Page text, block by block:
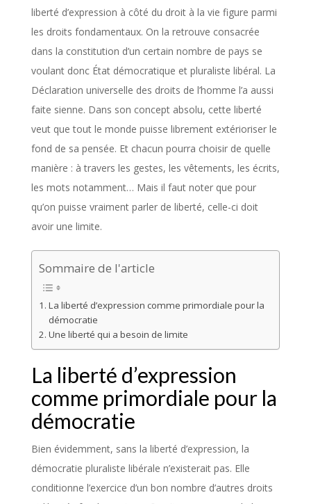
liberté d’expression à côté du droit à la vie figure parmi
les droits fondamentaux. On la retrouve consacrée
dans la constitution d’un certain nombre de pays se
voulant donc État démocratique et pluraliste libéral. La
Déclaration universelle des droits de l’homme l’a aussi
faite sienne. Dans son concept absolu, cette liberté
veut que tout le monde puisse librement extérioriser le
fond de sa pensée. Et chacun pourra choisir de quelle
manière : à travers les gestes, les vêtements, les écrits,
les mots notamment… Mais il faut noter que pour
qu’on puisse vraiment parler de liberté, celle-ci doit
avoir une limite.
Sommaire de l'article
La liberté d’expression comme primordiale pour la
démocratie
Une liberté qui a besoin de limite
La liberté d’expression
comme primordiale pour la
démocratie
Bien évidemment, sans la liberté d’expression, la
démocratie pluraliste libérale n’existerait pas. Elle
conditionne l’exercice d’un bon nombre d’autres droits